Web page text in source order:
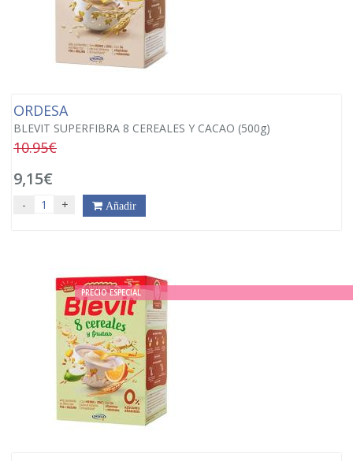
ORDESA
BLEVIT SUPERFIBRA 8 CEREALES Y CACAO (500g)
10.95€
9,15€
- + Añadir
PRECIO ESPECIAL